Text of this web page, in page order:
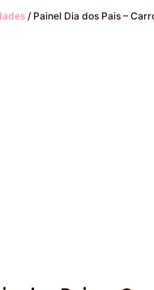
/ Painel Dia dos Pais –